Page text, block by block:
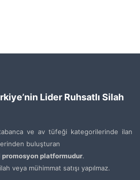
Lider Ruhsatlı Silah
ve av tüfeği kategorilerinde ilan
buluşturan
promosyon platformudur.
veya mühimmat satışı yapılmaz.